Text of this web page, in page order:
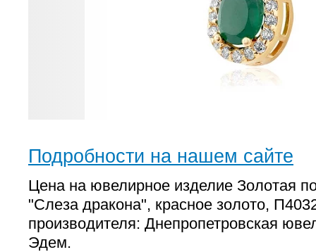
Подробности на нашем сайте
Цена на ювелирное изделие Золотая
"Слеза дракона", красное золото,
производителя: Днепропетровская
Эдем.